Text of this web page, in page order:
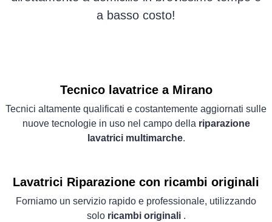
a basso costo!
Tecnico lavatrice a Mirano
Tecnici altamente qualificati e costantemente aggiornati sulle
nuove tecnologie in uso nel campo della riparazione
lavatrici multimarche.
Lavatrici Riparazione con ricambi originali
Forniamo un servizio rapido e professionale, utilizzando
solo ricambi originali .